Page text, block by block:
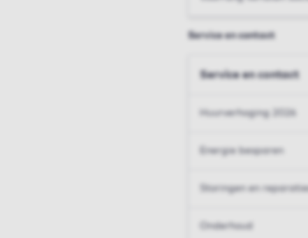
Service en contact
Service en contact
Huurverhoging 2026
Energie besparen
Storingen en reparaties
Onderhoud